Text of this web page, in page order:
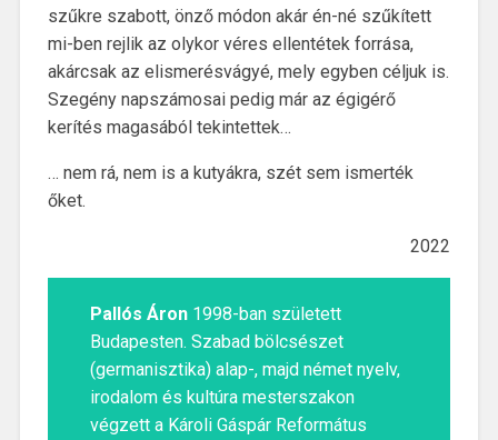
szűkre szabott, önző módon akár én-né szűkített
mi-ben rejlik az olykor véres ellentétek forrása,
akárcsak az elismerésvágyé, mely egyben céljuk is.
Szegény napszámosai pedig már az égigérő
kerítés magasából tekintettek…
… nem rá, nem is a kutyákra, szét sem ismerték
őket.
2022
Pallós Áron1998-ban született
Budapesten. Szabad bölcsészet
(germanisztika) alap-, majd német nyelv,
irodalom és kultúra mesterszakon
végzett a Károli Gáspár Református